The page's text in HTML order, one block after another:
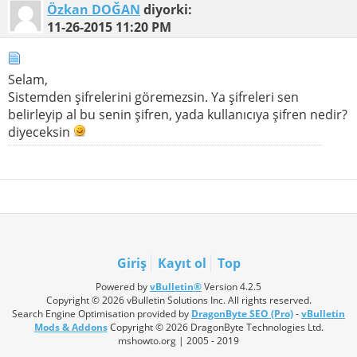
Özkan DOĞAN diyorki:
11-26-2015 11:20 PM
Selam,
Sistemden şifrelerini göremezsin. Ya şifreleri sen
belirleyip al bu senin şifren, yada kullanıcıya şifren nedir?
diyeceksin
Giriş Kayıt ol Top
Powered byvBulletin®Version 4.2.5
Copyright © 2026 vBulletin Solutions Inc. All rights reserved.
Search Engine Optimisation provided by DragonByte SEO (Pro)-vBulletin
Mods & AddonsCopyright © 2026 DragonByte Technologies Ltd.
mshowto.org | 2005 - 2019